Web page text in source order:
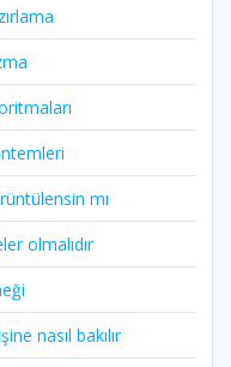
mı
olmalıdır
nasıl bakılır